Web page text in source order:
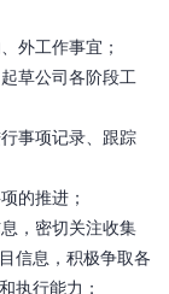
外工作事宜；
草公司各阶段工
事项记录、跟踪
的推进；
，密切关注收集
信息，积极争取各
执行能力；